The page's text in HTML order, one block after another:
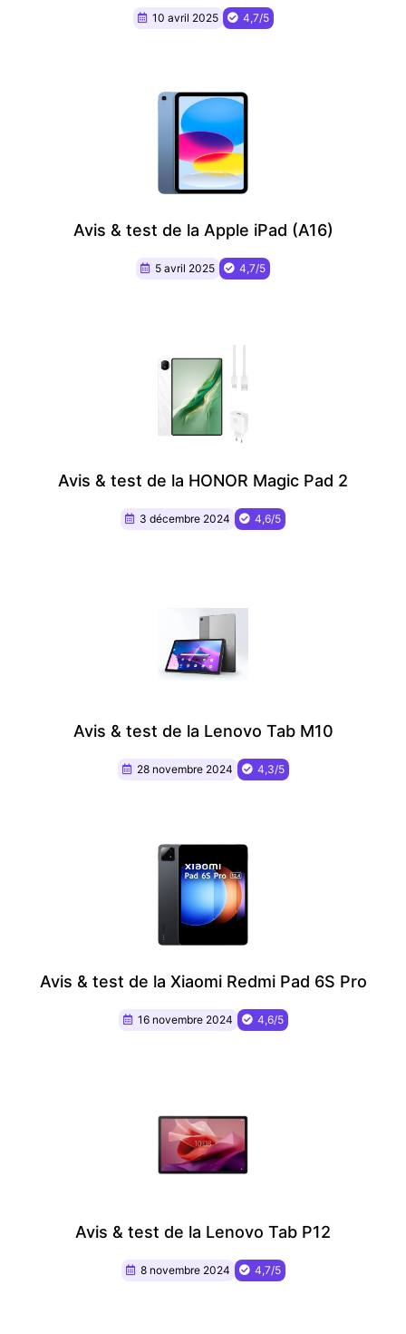
10 avril 2025 4,7/5
Avis & test de la Apple iPad (A16)
5 avril 2025 4,7/5
Avis & test de la HONOR Magic Pad 2
3 décembre 2024 4,6/5
Avis & test de la Lenovo Tab M10
28 novembre 2024 4,3/5
Avis & test de la Xiaomi Redmi Pad 6S Pro
16 novembre 2024 4,6/5
Avis & test de la Lenovo Tab P12
8 novembre 2024 4,7/5